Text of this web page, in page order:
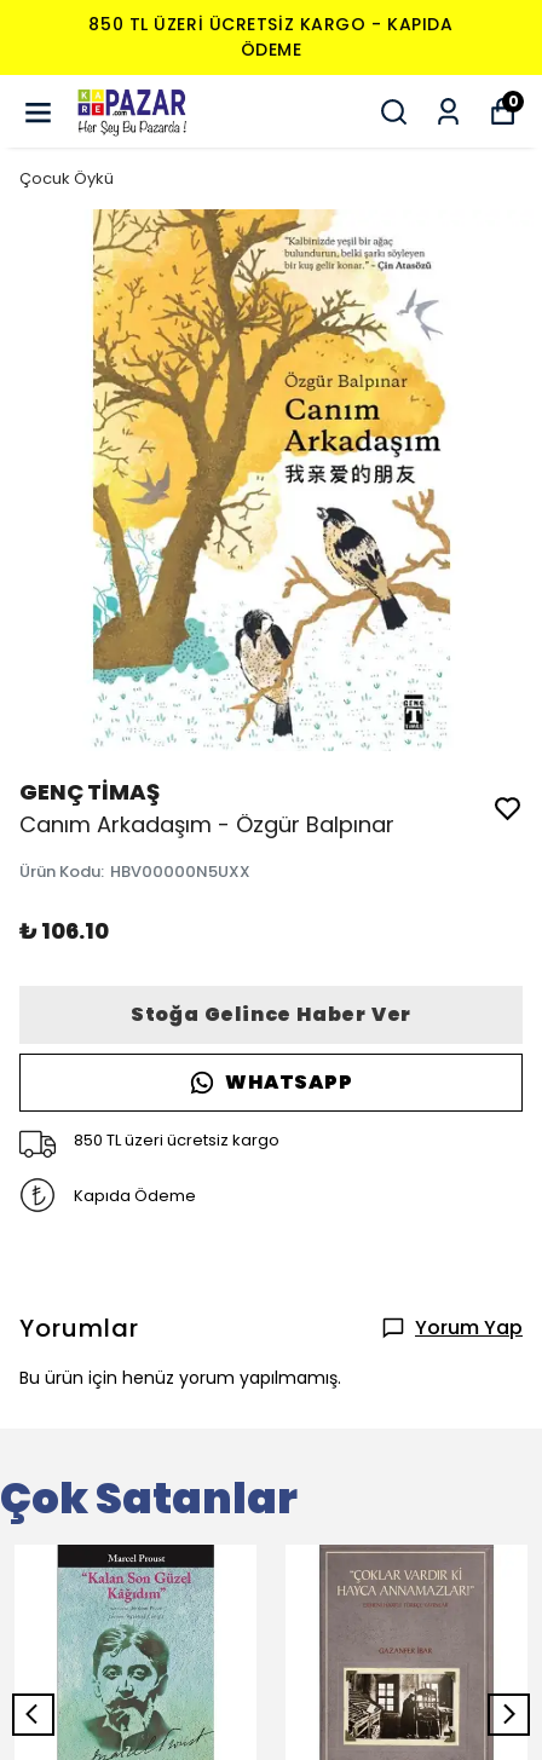
850 TL ÜZERI ÜCRETSIZ KARGO - KAPIDA
ÖDEME
0
Çocuk Öykü
GENÇ TİMAŞ
Canım Arkadaşım - Özgür Balpınar
Ürün Kodu: HBV00000N5UXX
₺ 106.10
Stoğa Gelince Haber Ver
WHATSAPP
850 TL üzeri ücretsiz kargo
Kapıda Ödeme
Yorumlar Yorum Yap
Bu ürün için henüz yorum yapılmamış.
Çok Satanlar